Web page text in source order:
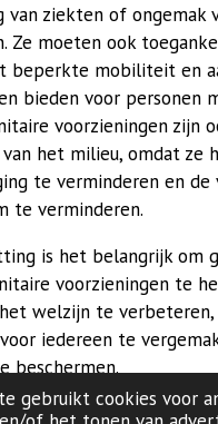
gebruikt cookies voor
van ziekten of ongemak
Ze moeten ook
beperkte mobiliteit en
bieden voor personen
voorzieningen zijn
het milieu, omdat ze
te verminderen en
te verminderen.
is het belangrijk om
voorzieningen te
welzijn te
iedereen te
beschermen.